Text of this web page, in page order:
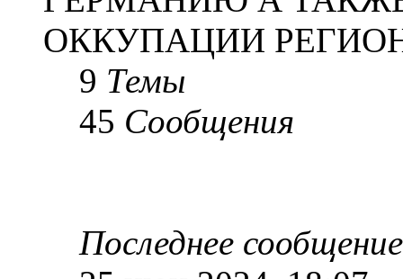
ОККУПАЦИИ
9 Темы
45 Сообщения
Последнее сообщение